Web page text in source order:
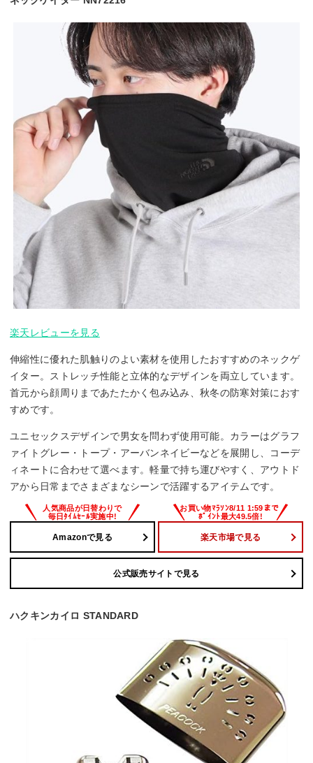
楽天レビューを見る
伸縮性に優れた肌触りのよい素材を使用したおすすめのネックゲ
イター。ストレッチ性能と立体的なデザインを両立しています。
首元から顔周りまであたたかく包み込み、秋冬の防寒対策におす
すめです。
ユニセックスデザインで男女を問わず使用可能。カラーはグラフ
ァイトグレー・トープ・アーバンネイビーなどを展開し、コーデ
ィネートに合わせて選べます。軽量で持ち運びやすく、アウトド
アから日常までさまざまなシーンで活躍するアイテムです。
Amazonで見る 楽天市場で見る
公式販売サイトで見る
ハクキンカイロ STANDARD